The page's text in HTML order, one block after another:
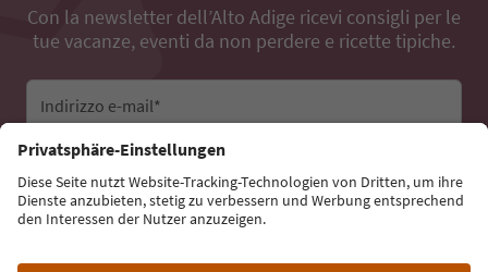
Con la newsletter dell’Alto Adige ricevi consigli per le
tue vacanze, eventi da non perdere e ricette tipiche.
Indirizzo e-mail*
Iscriviti alla newsletter